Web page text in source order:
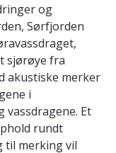
og
Sørfjorden
sjørøye fra
akustiske merker
i
vassdragene. Et
rundt
til merking vil